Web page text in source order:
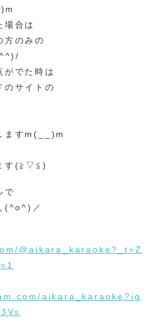
場合は
方のみの
がでた時は
のサイトの
ますm(__)m
す(≧▽≦)
で
(^o^)／
@aikara_karaoke?_t=Z
aikara_karaoke?ig